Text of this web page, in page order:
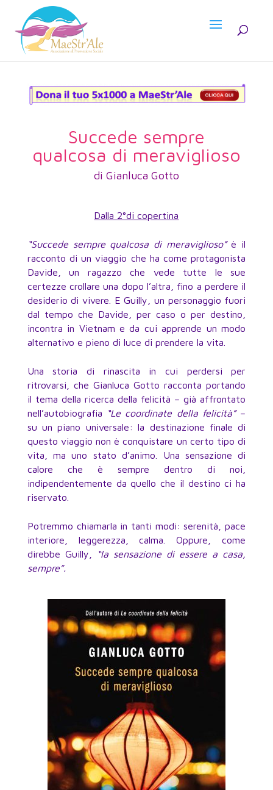
Succede sempre
qualcosa di meraviglioso
di Gianluca Gotto
Dalla 2°di copertina
“Succede sempre qualcosa di meraviglioso”è il
racconto di un viaggio che ha come protagonista
Davide, un ragazzo che vede tutte le sue
certezze crollare una dopo l’altra, fino a perdere il
desiderio di vivere. E Guilly, un personaggio fuori
dal tempo che Davide, per caso o per destino,
incontra in Vietnam e da cui apprende un modo
alternativo e pieno di luce di prendere la vita.
Una storia di rinascita in cui perdersi per
ritrovarsi, che Gianluca Gotto racconta portando
il tema della ricerca della felicità – già affrontato
nell’autobiografia
“Le coordinate della felicità”–
su un piano universale: la destinazione finale di
questo viaggio non è conquistare un certo tipo di
vita, ma uno stato d’animo. Una sensazione di
calore che è sempre dentro di noi,
indipendentemente da quello che il destino ci ha
riservato.
Potremmo chiamarla in tanti modi: serenità, pace
interiore, leggerezza, calma. Oppure, come
direbbe Guilly,
“la sensazione di essere a casa,
sempre”.